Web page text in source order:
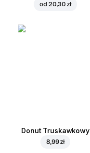
od 20,30 zł
Donut Truskawkowy
8,99 zł